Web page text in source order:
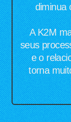
diminua
A K2M
seus
e o
torna